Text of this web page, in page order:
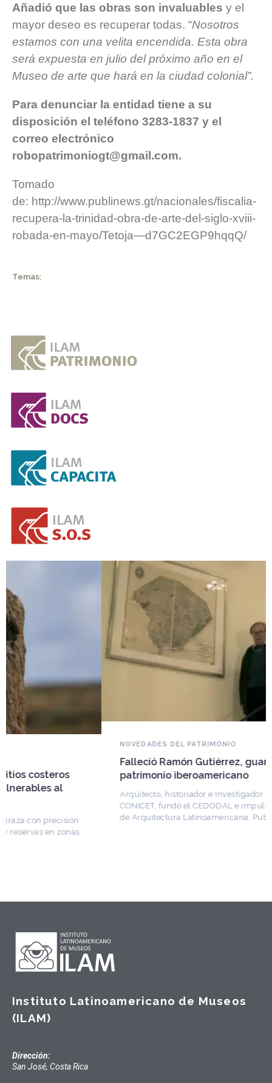
Añadió que las obras son invaluables y el
mayor deseo es recuperar todas. “Nosotros
estamos con una velita encendida. Esta obra
será expuesta en julio del próximo año en el
Museo de arte que hará en la ciudad colonial”.
Para denunciar la entidad tiene a su
disposición el teléfono 3283-1837 y el
correo electrónico
robopatrimoniogt@gmail.com.
Tomado
de: http://www.publinews.gt/nacionales/fiscalia-
recupera-la-trinidad-obra-de-arte-del-siglo-xviii-
robada-en-mayo/Tetoja—d7GC2EGP9hqqQ/
Temas:
NOVEDADES DEL PATRIMONIO
Falleció Ramón Gutiérrez, guardián del
patrimonio iberoamericano
Arquitecto, historiador e Investigador Superior del
CONICET, fundó el CEDODAL e impulsó los Seminarios
de Arquitectura Latinoamericana. Publicó más de
Instituto Latinoamericano de Museos
(ILAM)
Dirección:
San José, Costa Rica